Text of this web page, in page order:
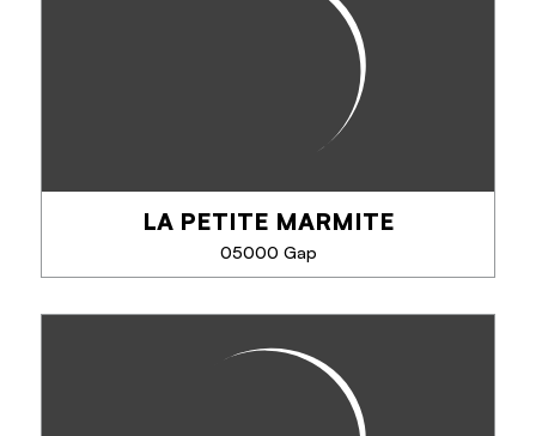
Ethic Lunch vous accueille dans un cadre
chaleureux et moderne, conçu pour vos pauses
déjeuner et instants café. Notre concept repose
sur 3 piliers : une cuisine équilibrée, des...
EN SAVOIR PLUS
LA PETITE MARMITE
05000 Gap
Cuisine traditionnelle Française et Internationale.
Produits Frais et de saison de Préférence.
Vous aurez le choix entre trois entées, trois plats et